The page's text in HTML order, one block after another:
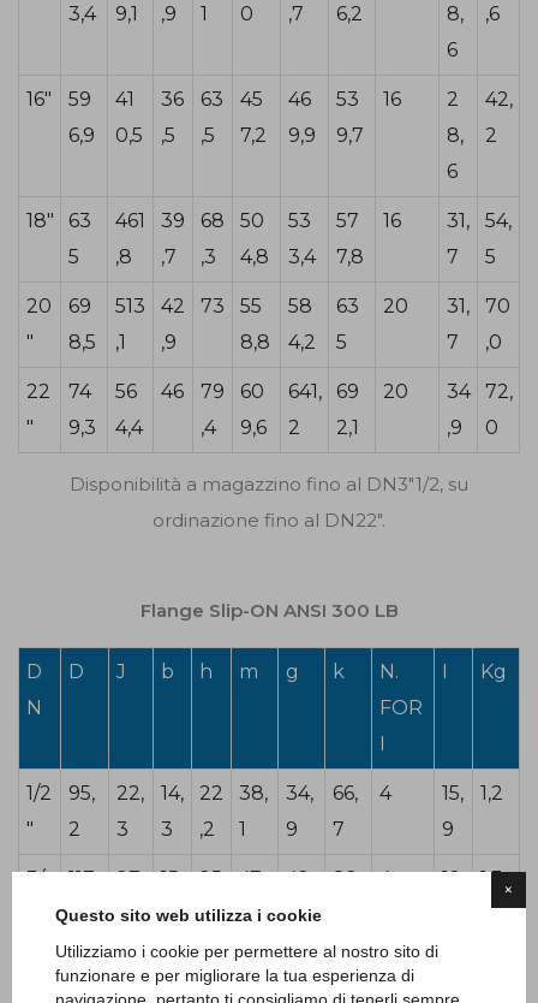
×
Questo sito web utilizza i cookie
Utilizziamo i cookie per permettere al nostro sito di
funzionare e per migliorare la tua esperienza di
navigazione, pertanto ti consigliamo di tenerli sempre
3,4
9,1
,9
1
0
,7
6,2
8,
6
,6
16"
59
6,9
41
0,5
36
,5
63
,5
45
7,2
46
9,9
53
9,7
16
2
8,
6
42,
2
18"
63
5
461
,8
39
,7
68
,3
50
4,8
53
3,4
57
7,8
16
31,
7
54,
5
20
"
69
8,5
513
,1
42
,9
73
55
8,8
58
4,2
63
5
20
31,
7
70
,0
22
"
74
9,3
56
4,4
46
79
,4
60
9,6
641,
2
69
2,1
20
34
,9
72,
0
Disponibilità a magazzino fino al DN3"1/2, su
ordinazione fino al DN22".
Flange Slip-ON ANSI 300 LB
D
N
D J b h m g k
N.
FOR
I
I Kg
1/2
"
95,
2
22,
3
14,
3
22
,2
38,
1
34,
9
66,
7
4
15,
9
1,2
3/
117,
5
27,
7
15,
9
25
,4
47,
6
42,
9
82,
4 19 1,3
123
34,
17,
27 54
50,
88,
4